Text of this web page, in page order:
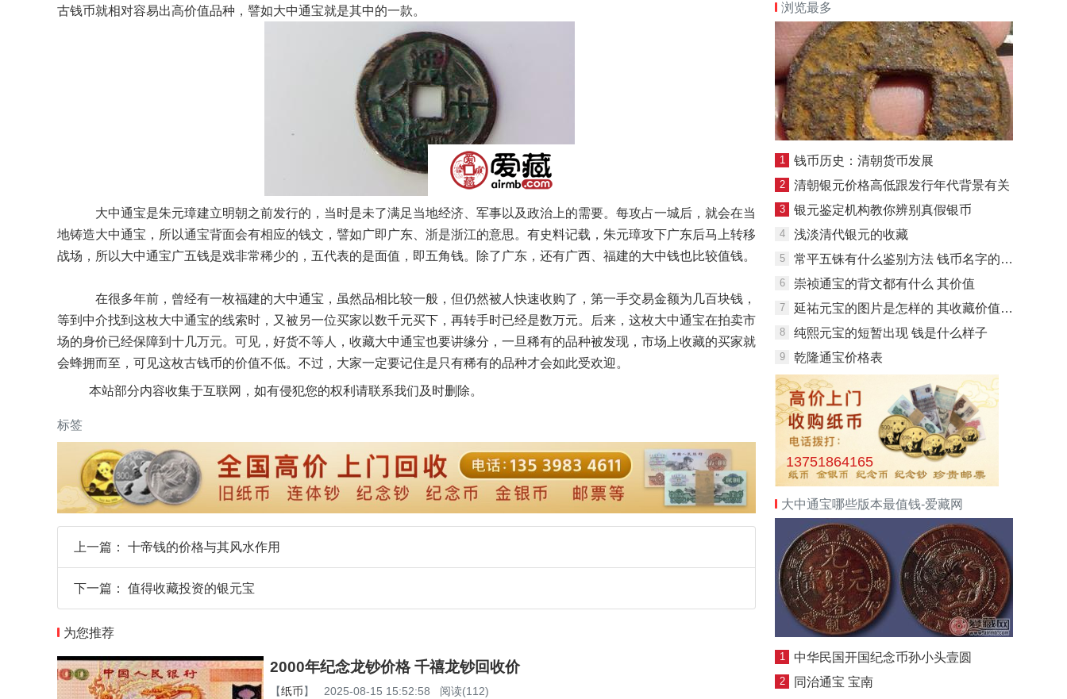
古钱币就相对容易出高价值品种，譬如大中通宝就是其中的一款。
大中通宝是朱元璋建立明朝之前发行的，当时是未了满足当地经济、军事以及政治上的需要。每攻占一城后，就会在当
地铸造大中通宝，所以通宝背面会有相应的钱文，譬如广即广东、浙是浙江的意思。有史料记载，朱元璋攻下广东后马上转移
战场，所以大中通宝广五钱是戏非常稀少的，五代表的是面值，即五角钱。除了广东，还有广西、福建的大中钱也比较值钱。
在很多年前，曾经有一枚福建的大中通宝，虽然品相比较一般，但仍然被人快速收购了，第一手交易金额为几百块钱，
等到中介找到这枚大中通宝的线索时，又被另一位买家以数千元买下，再转手时已经是数万元。后来，这枚大中通宝在拍卖市
场的身价已经保障到十几万元。可见，好货不等人，收藏大中通宝也要讲缘分，一旦稀有的品种被发现，市场上收藏的买家就
会蜂拥而至，可见这枚古钱币的价值不低。不过，大家一定要记住是只有稀有的品种才会如此受欢迎。
本站部分内容收集于互联网，如有侵犯您的权利请联系我们及时删除。
标签
上一篇： 十帝钱的价格与其风水作用
下一篇： 值得收藏投资的银元宝
为您推荐
2000年纪念龙钞价格 千禧龙钞回收价
【纸币】 2025-08-15 15:52:58 阅读(112)
浏览最多
1 钱币历史：清朝货币发展
2 清朝银元价格高低跟发行年代背景有关
3 银元鉴定机构教你辨别真假银币
4 浅淡清代银元的收藏
5 常平五铢有什么鉴别方法 钱币名字的由来
6 崇祯通宝的背文都有什么 其价值
7 延祐元宝的图片是怎样的 其收藏价值如何的
8 纯熙元宝的短暂出现 钱是什么样子
9 乾隆通宝价格表
13751864165
大中通宝哪些版本最值钱-爱藏网
1 中华民国开国纪念币孙小头壹圆
2 同治通宝 宝南